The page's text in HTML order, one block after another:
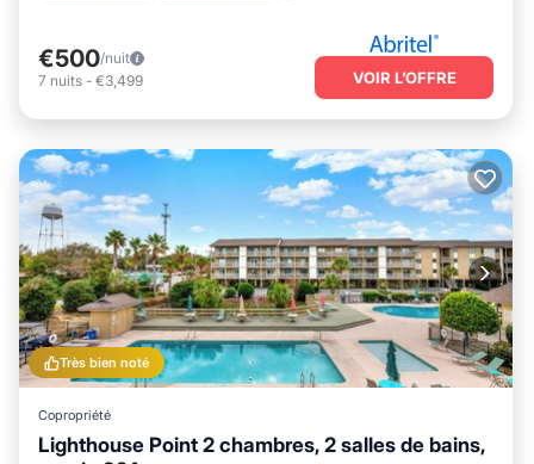
€500/nuit
7 nuits - €3,499 VOIR L’OFFRE
Très bien noté
Copropriété
Lighthouse Point 2 chambres, 2 salles de bains,